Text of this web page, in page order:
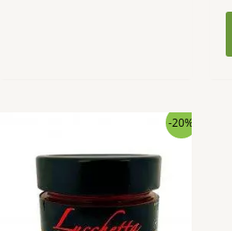
-20%
era: è:
3,99 €.